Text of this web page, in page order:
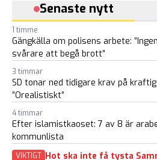
Senaste nytt
1 timme
Gängkälla om polisens arbete:
svårare att begå brott”
3 timmar
SD tonar ned tidigare krav på
”Orealistiskt”
4 timmar
Efter islamistkaoset: 7 av 8 är
kommunlista
VIKTIGT Hot ska inte få tysta